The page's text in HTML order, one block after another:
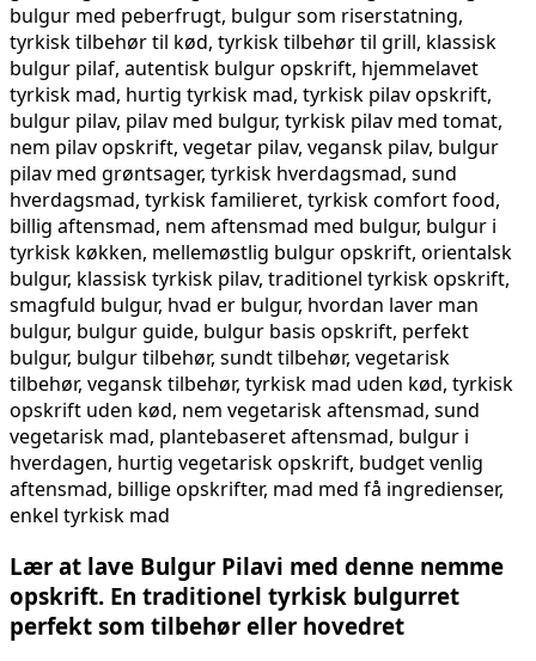
Lær at lave Bulgur Pilavi med denne nemme
opskrift. En traditionel tyrkisk bulgurret
perfekt som tilbehør eller hovedret